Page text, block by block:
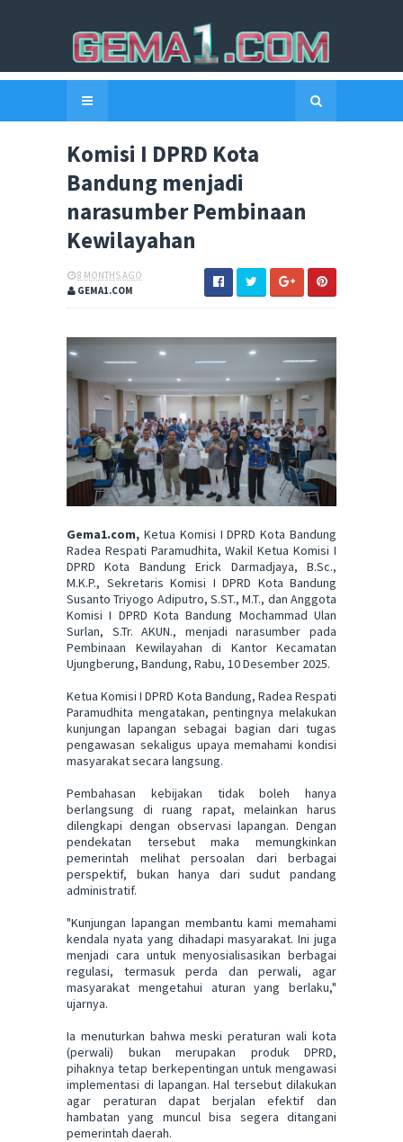
Komisi I DPRD Kota
Bandung menjadi
narasumber Pembinaan
Kewilayahan
8 MONTHS AGO
GEMA1.COM
Gema1.com, Ketua Komisi I DPRD Kota Bandung
Radea Respati Paramudhita, Wakil Ketua Komisi I
DPRD Kota Bandung Erick Darmadjaya, B.Sc.,
M.K.P., Sekretaris Komisi I DPRD Kota Bandung
Susanto Triyogo Adiputro, S.ST., M.T., dan Anggota
Komisi I DPRD Kota Bandung Mochammad Ulan
Surlan, S.Tr. AKUN., menjadi narasumber pada
Pembinaan Kewilayahan di Kantor Kecamatan
Ujungberung, Bandung, Rabu, 10 Desember 2025.
Ketua Komisi I DPRD Kota Bandung, Radea Respati
Paramudhita mengatakan, pentingnya melakukan
kunjungan lapangan sebagai bagian dari tugas
pengawasan sekaligus upaya memahami kondisi
masyarakat secara langsung.
Pembahasan kebijakan tidak boleh hanya
berlangsung di ruang rapat, melainkan harus
dilengkapi dengan observasi lapangan. Dengan
pendekatan tersebut maka memungkinkan
pemerintah melihat persoalan dari berbagai
perspektif, bukan hanya dari sudut pandang
administratif.
"Kunjungan lapangan membantu kami memahami
kendala nyata yang dihadapi masyarakat. Ini juga
menjadi cara untuk menyosialisasikan berbagai
regulasi, termasuk perda dan perwali, agar
masyarakat mengetahui aturan yang berlaku,"
ujarnya.
Ia menuturkan bahwa meski peraturan wali kota
(perwali) bukan merupakan produk DPRD,
pihaknya tetap berkepentingan untuk mengawasi
implementasi di lapangan. Hal tersebut dilakukan
agar peraturan dapat berjalan efektif dan
hambatan yang muncul bisa segera ditangani
pemerintah daerah.